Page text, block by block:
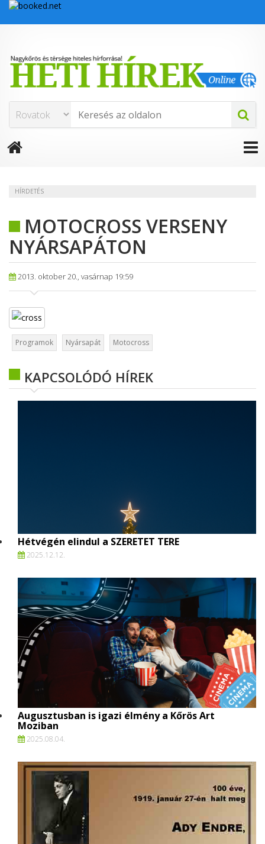
HÍRDETÉS
MOTOCROSS VERSENY
NYÁRSAPÁTON
2013. oktober 20., vasárnap 19:59
Programok Nyársapát Motocross
KAPCSOLÓDÓ HÍREK
Hétvégén elindul a SZERETET TERE
2025.12.12.
Augusztusban is igazi élmény a Kőrös Art
Moziban
2025.08.04.